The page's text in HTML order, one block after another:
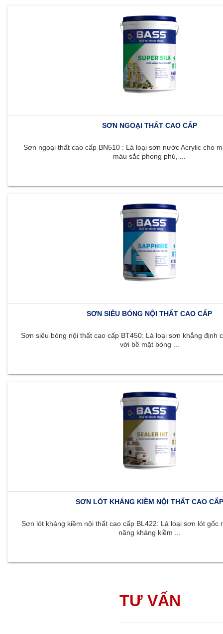
SƠN NGOẠI THẤT CAO CẤP
Sơn ngoại thất cao cấp BN510 : Là loại sơn nước Acrylic cho
màu sắc phong phú, ...
SƠN SIÊU BÓNG NỘI THẤT CAO CẤP
Sơn siêu bóng nội thất cao cấp BT450: Là loại sơn khẳng định
với bề mặt bóng ...
SƠN LÓT KHÁNG KIỀM NỘI THẤT CAO CẤP
Sơn lót kháng kiềm nội thất cao cấp BL422: Là loại sơn lót gốc
năng kháng kiềm ...
TƯ VẤN